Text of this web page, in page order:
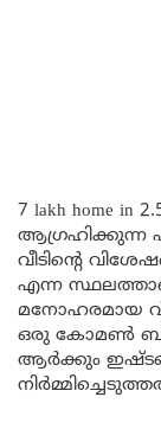
7 lakh home in
വീടിന്റെ
എന്ന
മനോഹരമായ
ഒരു കോമൺ
ആർക്കും